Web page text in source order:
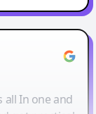
all In one and